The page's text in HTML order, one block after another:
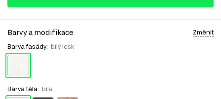
Barvy a modifikace Změnit
Barva fasády: bílý lesk
Barva těla: bílá